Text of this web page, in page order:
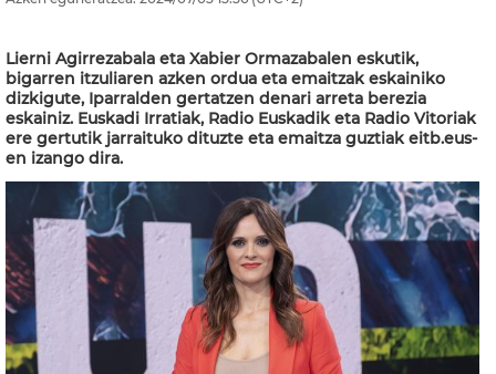
Lierni Agirrezabala eta Xabier Ormazabalen eskutik,
bigarren itzuliaren azken ordua eta emaitzak eskainiko
dizkigute, Iparralden gertatzen denari arreta berezia
eskainiz. Euskadi Irratiak, Radio Euskadik eta Radio Vitoriak
ere gertutik jarraituko dituzte eta emaitza guztiak eitb.eus-
en izango dira.